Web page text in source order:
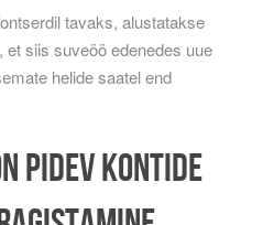
tavaks, alustatakse
et siis suveöö edenedes uue
helide saatel end
pidev kontide